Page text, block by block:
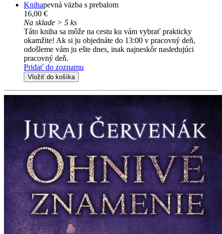
Knihapevná väzba s prebalom
16,00 €
Na sklade > 5 ks
Táto kniha sa môže na cestu ku vám vybrať prakticky
okamžite! Ak si ju objednáte do 13:00 v pracovný deň,
odošleme vám ju ešte dnes, inak najneskôr nasledujúci
pracovný deň.
Pridať do zoznamu
Vložiť do košíka